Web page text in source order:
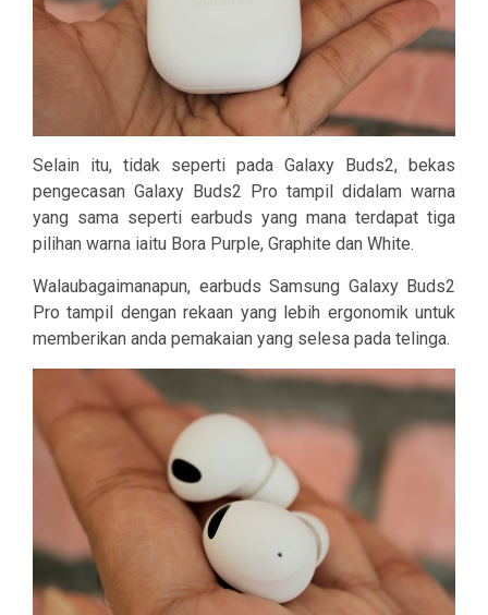
Selain itu, tidak seperti pada Galaxy Buds2, bekas
pengecasan Galaxy Buds2 Pro tampil didalam warna
yang sama seperti earbuds yang mana terdapat tiga
pilihan warna iaitu Bora Purple, Graphite dan White.
Walaubagaimanapun, earbuds Samsung Galaxy Buds2
Pro tampil dengan rekaan yang lebih ergonomik untuk
memberikan anda pemakaian yang selesa pada telinga.